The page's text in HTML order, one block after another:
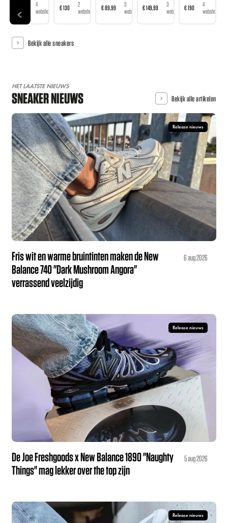
4
webshops
€ 130
2
webshops
€ 89,99
3
webshops
€ 149,99
3
webshops € 190
4
webshops
Bekijk alle sneakers
HET LAATSTE NIEUWS
SNEAKER NIEUWS Bekijk alle artikelen
Release nieuws
Fris wit en warme bruintinten maken de New
Balance 740 "Dark Mushroom Angora"
verrassend veelzijdig
6 aug 2026
Release nieuws
De Joe Freshgoods x New Balance 1890 "Naughty
Things" mag lekker over the top zijn
5 aug 2026
Release nieuws